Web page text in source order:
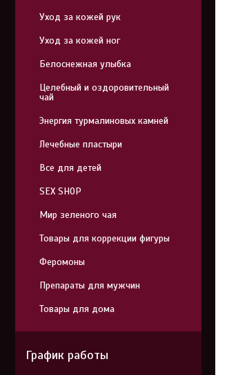
Уход за кожей рук
Уход за кожей ног
Белоснежная улыбка
Целебный и оздоровительный
чай
Энергия турмалиновых камней
Лечебные пластыри
Все для детей
SEX SHOP
Мир зеленого чая
Товары для коррекции фигуры
Феромоны
Препараты для мужчин
Товары для дома
График работы